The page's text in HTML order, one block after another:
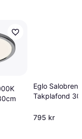
Eglo
Takplafond
795 kr